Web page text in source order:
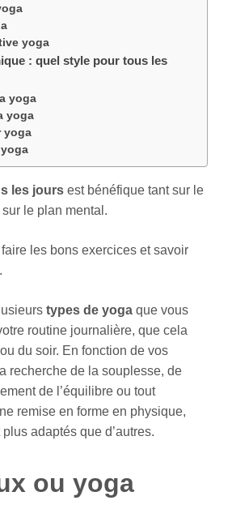
yoga
: quel style pour tous les
yoga
yoga
yoga
les jours est bénéfique tant sur le
le plan mental.
les bons exercices et savoir
.
types de yoga que vous
routine journalière, que cela
du soir. En fonction de vos
recherche de la souplesse, de
de l’équilibre ou tout
remise en forme en physique,
adaptés que d’autres.
ou yoga